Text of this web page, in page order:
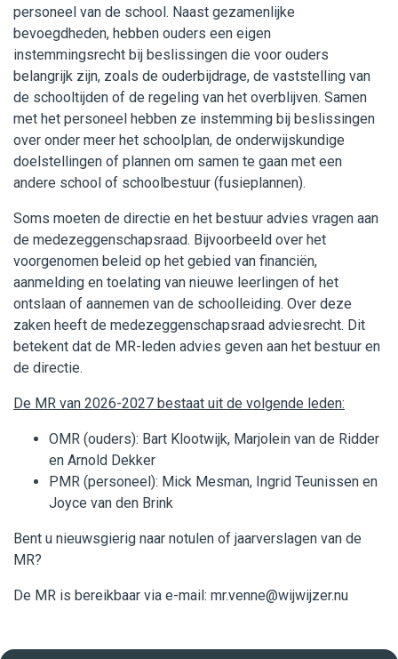
personeel van de school. Naast gezamenlijke
bevoegdheden, hebben ouders een eigen
instemmingsrecht bij beslissingen die voor ouders
belangrijk zijn, zoals de ouderbijdrage, de vaststelling van
de schooltijden of de regeling van het overblijven. Samen
met het personeel hebben ze instemming bij beslissingen
over onder meer het schoolplan, de onderwijskundige
doelstellingen of plannen om samen te gaan met een
andere school of schoolbestuur (fusieplannen).
Soms moeten de directie en het bestuur advies vragen aan
de medezeggenschapsraad. Bijvoorbeeld over het
voorgenomen beleid op het gebied van financiën,
aanmelding en toelating van nieuwe leerlingen of het
ontslaan of aannemen van de schoolleiding. Over deze
zaken heeft de medezeggenschapsraad adviesrecht. Dit
betekent dat de MR-leden advies geven aan het bestuur en
de directie.
De MR van 2026-2027 bestaat uit de volgende leden:
OMR (ouders): Bart Klootwijk, Marjolein van de Ridder
en Arnold Dekker
PMR (personeel): Mick Mesman, Ingrid Teunissen en
Joyce van den Brink
Bent u nieuwsgierig naar notulen of jaarverslagen van de
MR?
De MR is bereikbaar via e-mail: mr.venne@wijwijzer.nu